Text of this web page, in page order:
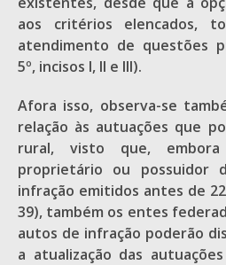
aos critérios elencados,
atendimento de questões
5º, incisos I, II e III).
Afora isso, observa-se
relação às autuações que
rural, visto que,
proprietário ou possuidor
infração emitidos antes de
39), também os entes
autos de infração poderão
a atualização das